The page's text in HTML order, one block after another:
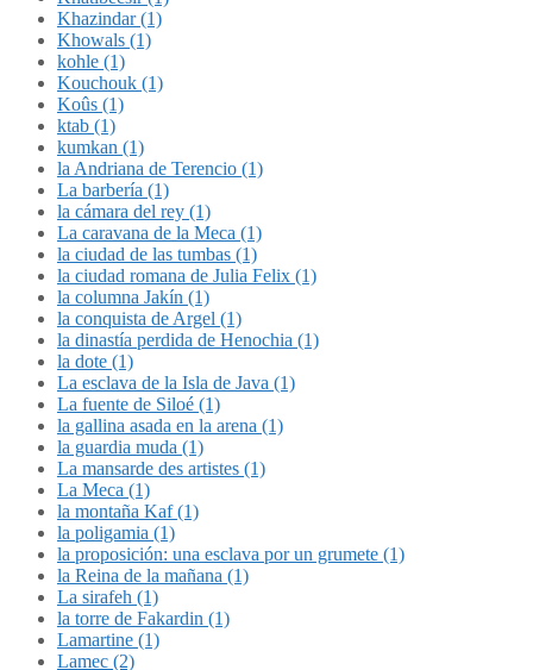
Khazindar (1)
Khowals (1)
kohle (1)
Kouchouk (1)
Koûs (1)
ktab (1)
kumkan (1)
la Andriana de Terencio (1)
La barbería (1)
la cámara del rey (1)
La caravana de la Meca (1)
la ciudad de las tumbas (1)
la ciudad romana de Julia Felix (1)
la columna Jakín (1)
la conquista de Argel (1)
la dinastía perdida de Henochia (1)
la dote (1)
La esclava de la Isla de Java (1)
La fuente de Siloé (1)
la gallina asada en la arena (1)
la guardia muda (1)
La mansarde des artistes (1)
La Meca (1)
la montaña Kaf (1)
la poligamia (1)
la proposición: una esclava por un grumete (1)
la Reina de la mañana (1)
La sirafeh (1)
la torre de Fakardin (1)
Lamartine (1)
Lamec (2)